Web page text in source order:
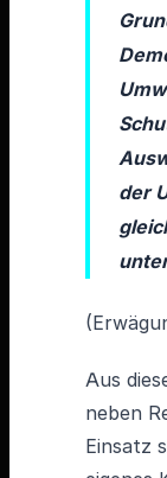
der
Aus
neben
Einsatz